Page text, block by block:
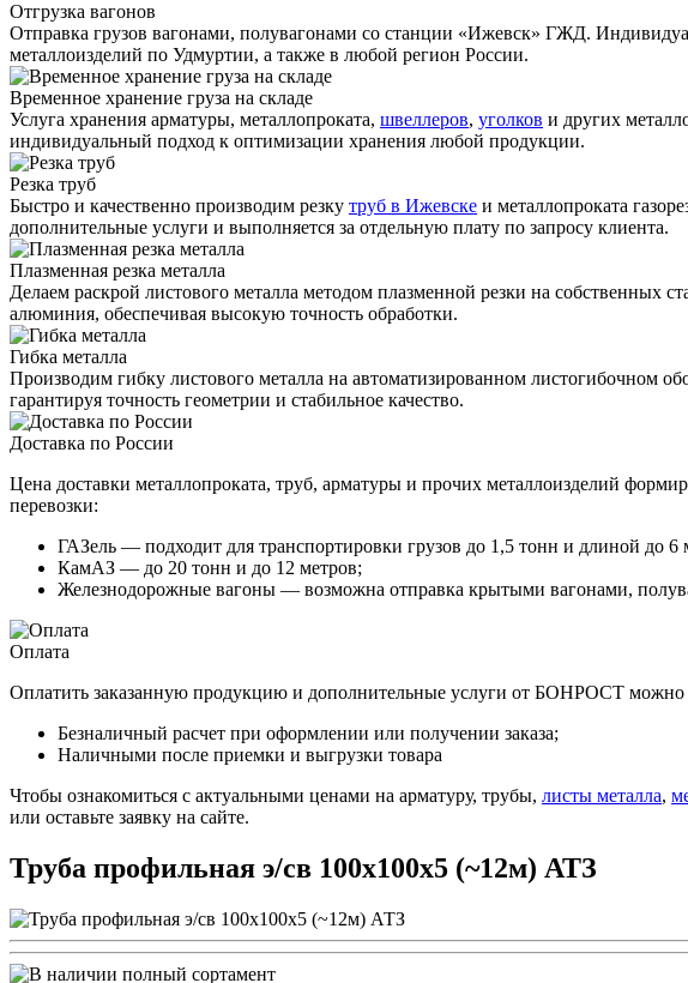
Отгрузка вагонов
Отправка грузов вагонами, полувагонами со станции «Ижевск» ГЖД.
металлоизделий по Удмуртии, а также в любой регион России.
Временное хранение груза на складе
Услуга хранения арматуры, металлопроката, швеллеров, уголков и других
индивидуальный подход к оптимизации хранения любой продукции.
Резка труб
Быстро и качественно производим резку труб в Ижевске и металлопроката
дополнительные услуги и выполняется за отдельную плату по запросу клиента.
Плазменная резка металла
Делаем раскрой листового металла методом плазменной резки на
алюминия, обеспечивая высокую точность обработки.
Гибка металла
Производим гибку листового металла на автоматизированном листогибочном
гарантируя точность геометрии и стабильное качество.
Доставка по России
Цена доставки металлопроката, труб, арматуры и прочих металлоизделий
перевозки:
ГАЗель — подходит для транспортировки грузов до 1,5 тонн и длиной до 6
КамАЗ — до 20 тонн и до 12 метров;
Железнодорожные вагоны — возможна отправка крытыми вагонами,
Оплата
Оплатить заказанную продукцию и дополнительные услуги от БОНРОСТ можно
Безналичный расчет при оформлении или получении заказа;
Наличными после приемки и выгрузки товара
Чтобы ознакомиться с актуальными ценами на арматуру, трубы, листы металла,
или оставьте заявку на сайте.
Труба профильная э/св 100х100х5 (~12м) АТЗ